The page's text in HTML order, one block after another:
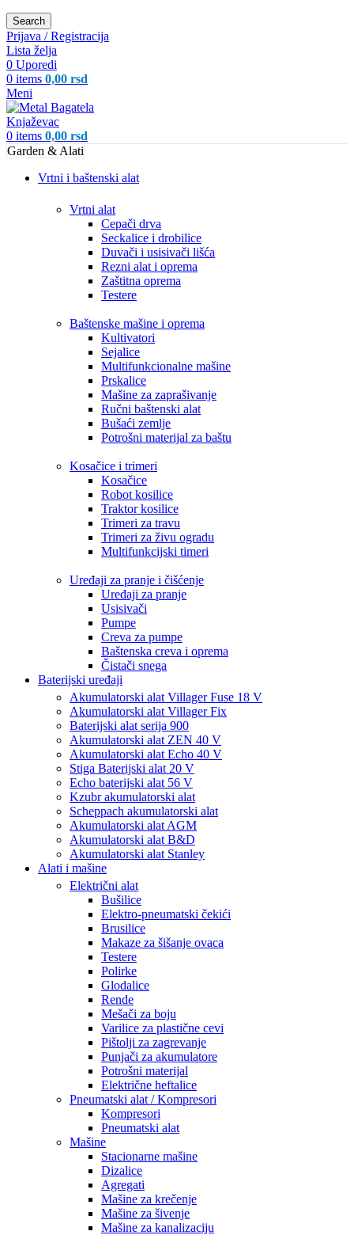
Search
Prijava / Registracija
Lista želja
0 Uporedi
0 items 0,00 rsd
Meni
0 items 0,00 rsd
Garden & Alati
Vrtni i baštenski alat
Vrtni alat
Cepači drva
Seckalice i drobilice
Duvači i usisivači lišća
Rezni alat i oprema
Zaštitna oprema
Testere
Baštenske mašine i oprema
Kultivatori
Sejalice
Multifunkcionalne mašine
Prskalice
Mašine za zaprašivanje
Ručni baštenski alat
Bušaći zemlje
Potrošni materijal za baštu
Kosačice i trimeri
Kosačice
Robot kosilice
Traktor kosilice
Trimeri za travu
Trimeri za živu ogradu
Multifunkcijski timeri
Uređaji za pranje i čišćenje
Uređaji za pranje
Usisivači
Pumpe
Creva za pumpe
Baštenska creva i oprema
Čistači snega
Baterijski uređaji
Akumulatorski alat Villager Fuse 18 V
Akumulatorski alat Villager Fix
Baterijski alat serija 900
Akumulatorski alat ZEN 40 V
Akumulatorski alat Echo 40 V
Stiga Baterijski alat 20 V
Echo baterijski alat 56 V
Kzubr akumulatorski alat
Scheppach akumulatorski alat
Akumulatorski alat AGM
Akumulatorski alat B&D
Akumulatorski alat Stanley
Alati i mašine
Električni alat
Bušilice
Elektro-pneumatski čekići
Brusilice
Makaze za šišanje ovaca
Testere
Polirke
Glodalice
Rende
Mešači za boju
Varilice za plastične cevi
Pištolji za zagrevanje
Punjači za akumulatore
Potrošni materijal
Električne heftalice
Pneumatski alat / Kompresori
Kompresori
Pneumatski alat
Mašine
Stacionarne mašine
Dizalice
Agregati
Mašine za krečenje
Mašine za šivenje
Mašine za kanalizaciju